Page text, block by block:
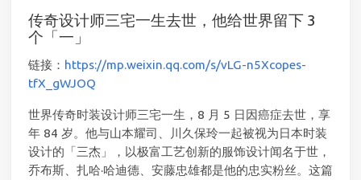
传奇设计师三宅一生去世，他给世界留下 3
个「一」
链接： https://mp.weixin.qq.com/s/vLG-n5Xcopes-
tfX_gWJOQ
世界传奇时装设计师三宅一生，8 月 5 日因癌症去世，享
年 84 岁。他与山本耀司、川久保玲一起被视为日本时装
设计的「三杰」，以极富工艺创新的服饰设计闻名于世，
乔布斯、扎哈·哈迪德、安藤忠雄都是他的忠实粉丝。这篇